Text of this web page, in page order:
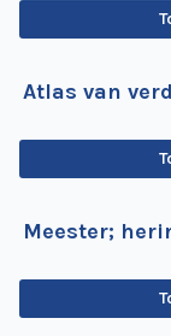
Atlas van
Meester;